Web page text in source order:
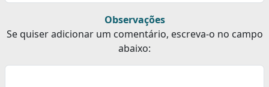
Observações
Se quiser adicionar um comentário, escreva-o no campo
abaixo: